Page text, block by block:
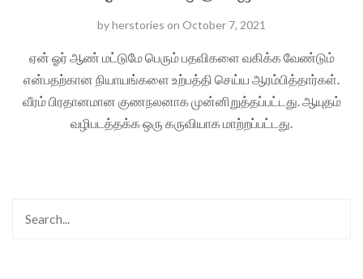
byherstories on October 7, 2021
ஏன் ஓர் ஆண் மட்டுமே பெரும் பதவிகளை வகிக்க வேண்டும்
என்பதற்கான நியாயங்களை உற்பத்தி செய்ய ஆரம்பித்தார்கள்.
வீரம் பிரதானமான குணநலனாக முன்னிறுத்தப்பட்டது. ஆயுதம்
வழிபடத்தக்க ஒரு கருவியாக மாற்றப்பட்டது.